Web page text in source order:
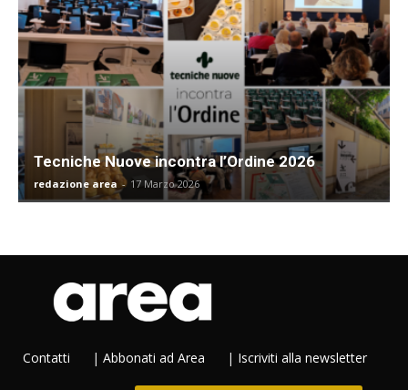
Tecniche Nuove incontra l’Ordine 2026
redazione area - 17 Marzo 2026
Contatti | Abbonati ad Area | Iscriviti alla newsletter